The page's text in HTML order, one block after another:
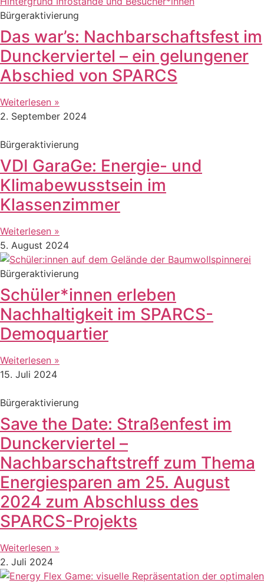
Bürgeraktivierung
Das war’s: Nachbarschaftsfest im
Dunckerviertel – ein gelungener
Abschied von SPARCS
Weiterlesen »
2. September 2024
Bürgeraktivierung
VDI GaraGe: Energie- und
Klimabewusstsein im
Klassenzimmer
Weiterlesen »
5. August 2024
Bürgeraktivierung
Schüler*innen erleben
Nachhaltigkeit im SPARCS-
Demoquartier
Weiterlesen »
15. Juli 2024
Bürgeraktivierung
Save the Date: Straßenfest im
Dunckerviertel –
Nachbarschaftstreff zum Thema
Energiesparen am 25. August
2024 zum Abschluss des
SPARCS-Projekts
Weiterlesen »
2. Juli 2024